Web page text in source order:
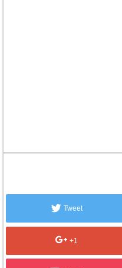
Tweet
+1